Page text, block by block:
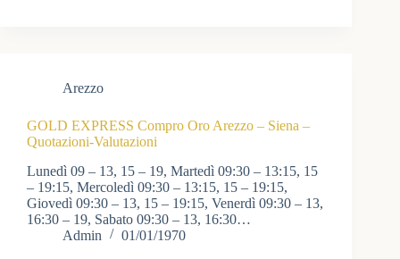
Arezzo
GOLD EXPRESS Compro Oro Arezzo – Siena –
Quotazioni-Valutazioni
Lunedì 09 – 13, 15 – 19, Martedì 09:30 – 13:15, 15
– 19:15, Mercoledì 09:30 – 13:15, 15 – 19:15,
Giovedì 09:30 – 13, 15 – 19:15, Venerdì 09:30 – 13,
16:30 – 19, Sabato 09:30 – 13, 16:30…
Admin
01/01/1970